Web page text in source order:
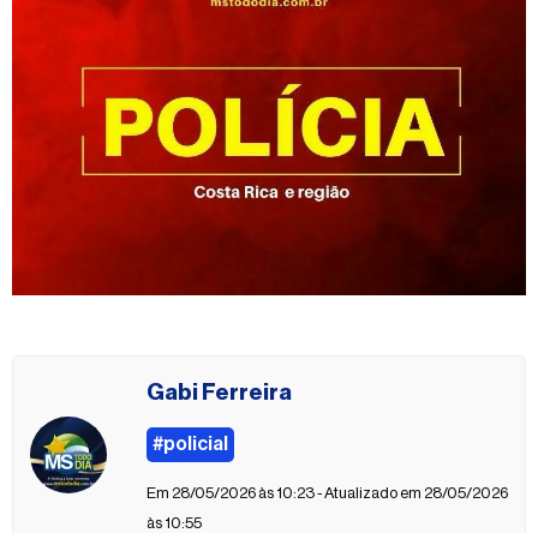
Gabi Ferreira
#policial
Em 28/05/2026 às 10:23 - Atualizado em 28/05/2026
às 10:55